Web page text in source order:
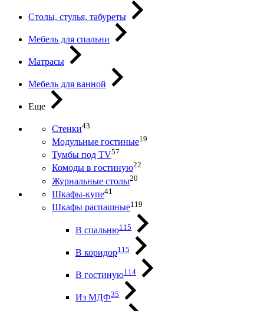
Столы, стулья, табуреты
Мебель для спальни
Матрасы
Мебель для ванной
Еще
Стенки43
Модульные гостиные19
Тумбы под ТV57
Комоды в гостиную22
Журнальные столы20
Шкафы-купе41
Шкафы распашные119
В спальню115
В коридор115
В гостиную114
Из МДФ35